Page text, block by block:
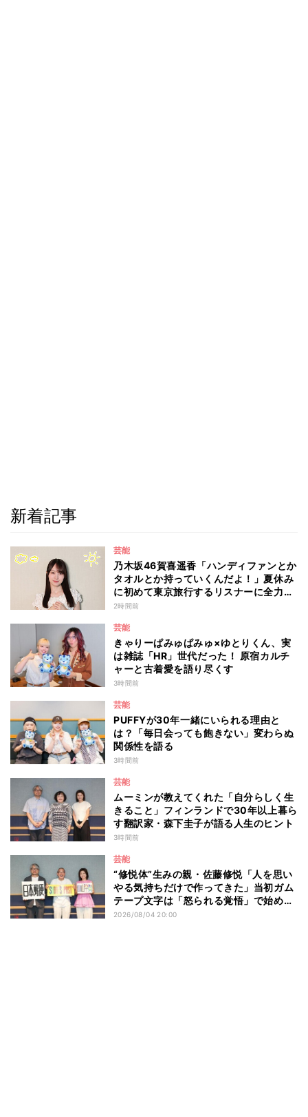
新着記事
芸能
乃木坂46賀喜遥香「ハンディファンとか
タオルとか持っていくんだよ！」夏休み
に初めて東京旅行するリスナーに全力ア
ドバイス！
2時間前
芸能
きゃりーぱみゅぱみゅ×ゆとりくん、実
は雑誌「HR」世代だった！ 原宿カルチ
ャーと古着愛を語り尽くす
3時間前
芸能
PUFFYが30年一緒にいられる理由と
は？「毎日会っても飽きない」変わらぬ
関係性を語る
3時間前
芸能
ムーミンが教えてくれた「自分らしく生
きること」フィンランドで30年以上暮ら
す翻訳家・森下圭子が語る人生のヒント
3時間前
芸能
“修悦体”生みの親・佐藤修悦「人を思い
やる気持ちだけで作ってきた」当初ガム
テープ文字は「怒られる覚悟」で始め
た？
2026/08/04 20:00